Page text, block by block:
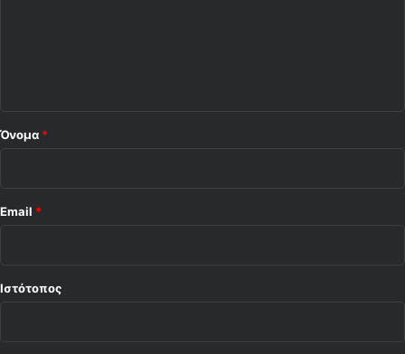
Όνομα *
Email *
Ιστότοπος